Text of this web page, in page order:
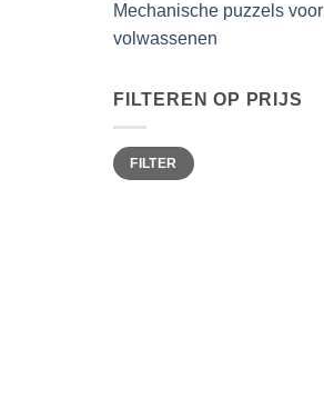
Mechanische puzzels voor
volwassenen
FILTEREN OP PRIJS
Min.
prijs
Max.
prijsFILTER